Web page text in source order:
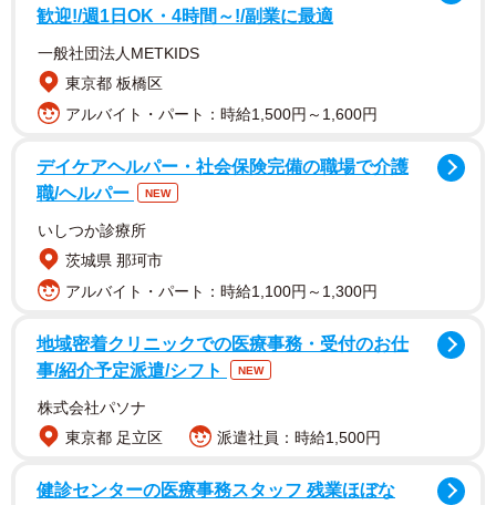
劇中ではおなじみのＬＩＮＥが効果的に使われる。「ポ
ォン」という独特の通知音とともに、海外から送られてく
る回答、返信。この音が聞こえれば何かが動く－。「普段
なじみあるＳＮＳを使ってヤバイことをしている」そのハ
ラハラ感が若者に受けたのではないか。ＳＮＳ上でも、普
段映画を観ないような人たちが「ハラハラした」「こんな
スタイリッシュなカンニングみたことない」などと呟いて
本作にテレビＣＭを打つような予算もなかったし、有名
な俳優も出演していない。しかし、今回のようにＳＮＳで
歓迎!/週1日OK・4時間～!/副業に最適
一般社団法人METKIDS
東京都 板橋区
アルバイト・パート：時給1,500円～1,600円
デイケアヘルパー・社会保険完備の職場で介護
職/ヘルパー
NEW
いしつか診療所
茨城県 那珂市
アルバイト・パート：時給1,100円～1,300円
地域密着クリニックでの医療事務・受付のお仕
事/紹介予定派遣/シフト
NEW
株式会社パソナ
東京都 足立区
派遣社員：時給1,500円
健診センターの医療事務スタッフ 残業ほぼな